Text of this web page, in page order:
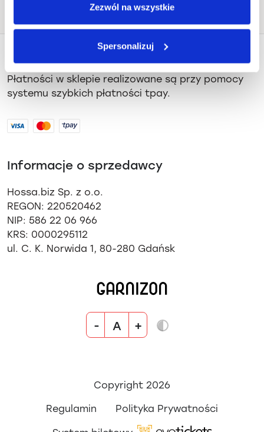
Zezwól na wszystkie
Spersonalizuj
Wyprzedane
- A +
Płatności i dostawa
Płatności w sklepie realizowane są przy pomocy
systemu szybkich płatności tpay.
Informacje o sprzedawcy
Hossa.biz Sp. z o.o.
REGON: 220520462
NIP: 586 22 06 966
KRS: 0000295112
ul. C. K. Norwida 1, 80-280 Gdańsk
Copyright 2026
Regulamin
Polityka Prywatności